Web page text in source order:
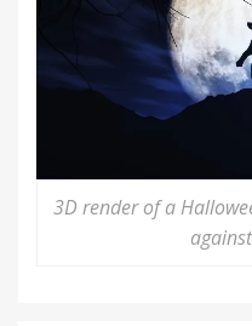
3D render of a